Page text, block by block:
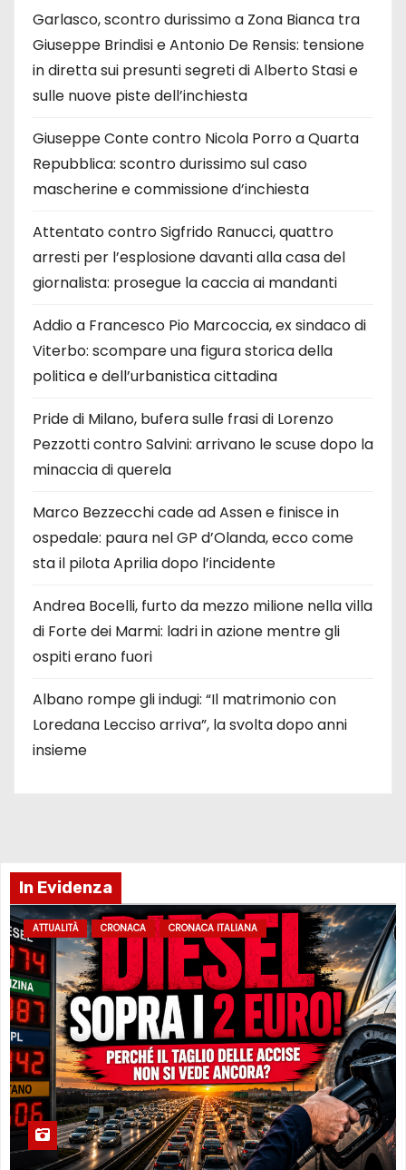
Garlasco, scontro durissimo a Zona Bianca tra
Giuseppe Brindisi e Antonio De Rensis: tensione
in diretta sui presunti segreti di Alberto Stasi e
sulle nuove piste dell’inchiesta
Giuseppe Conte contro Nicola Porro a Quarta
Repubblica: scontro durissimo sul caso
mascherine e commissione d’inchiesta
Attentato contro Sigfrido Ranucci, quattro
arresti per l’esplosione davanti alla casa del
giornalista: prosegue la caccia ai mandanti
Addio a Francesco Pio Marcoccia, ex sindaco di
Viterbo: scompare una figura storica della
politica e dell’urbanistica cittadina
Pride di Milano, bufera sulle frasi di Lorenzo
Pezzotti contro Salvini: arrivano le scuse dopo la
minaccia di querela
Marco Bezzecchi cade ad Assen e finisce in
ospedale: paura nel GP d’Olanda, ecco come
sta il pilota Aprilia dopo l’incidente
Andrea Bocelli, furto da mezzo milione nella villa
di Forte dei Marmi: ladri in azione mentre gli
ospiti erano fuori
Albano rompe gli indugi: “Il matrimonio con
Loredana Lecciso arriva”, la svolta dopo anni
insieme
In Evidenza
ATTUALITÀ CRONACA CRONACA ITALIANA